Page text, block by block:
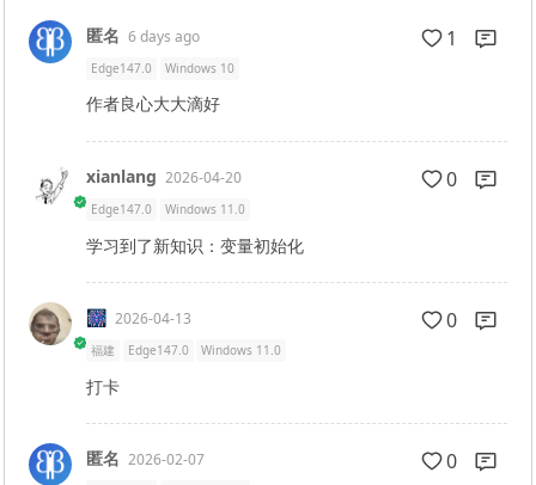
匿名 6 days ago 1
Edge147.0 Windows 10
作者良心大大滴好
xianlang 2026-04-20 0
Edge147.0 Windows 11.0
学习到了新知识：变量初始化
🎆 2026-04-13 0
福建 Edge147.0 Windows 11.0
打卡
匿名 2026-02-07 0